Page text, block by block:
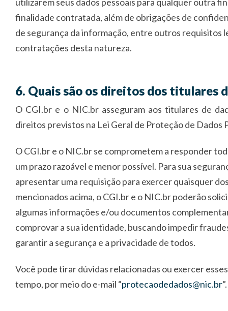
finalidade contratada, além de obrigações de
de segurança da informação, entre outros requisitos
contratações desta natureza.
6. Quais são os direitos dos titulares
O CGI.br e o NIC.br asseguram aos titulares de
direitos previstos na Lei Geral de Proteção de Dados
O CGI.br e o NIC.br se comprometem a responder
um prazo razoável e menor possível. Para sua
apresentar uma requisição para exercer quaisquer
mencionados acima, o CGI.br e o NIC.br poderão
algumas informações e/ou documentos
comprovar a sua identidade, buscando impedir
garantir a segurança e a privacidade de todos.
Você pode tirar dúvidas relacionadas ou exercer
tempo, por meio do e-mail “protecaodedados@nic.br”.